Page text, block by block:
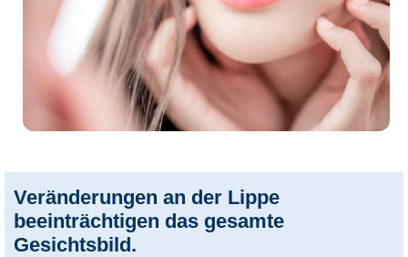
Veränderungen an der Lippe
beeinträchtigen das gesamte
Gesichtsbild.